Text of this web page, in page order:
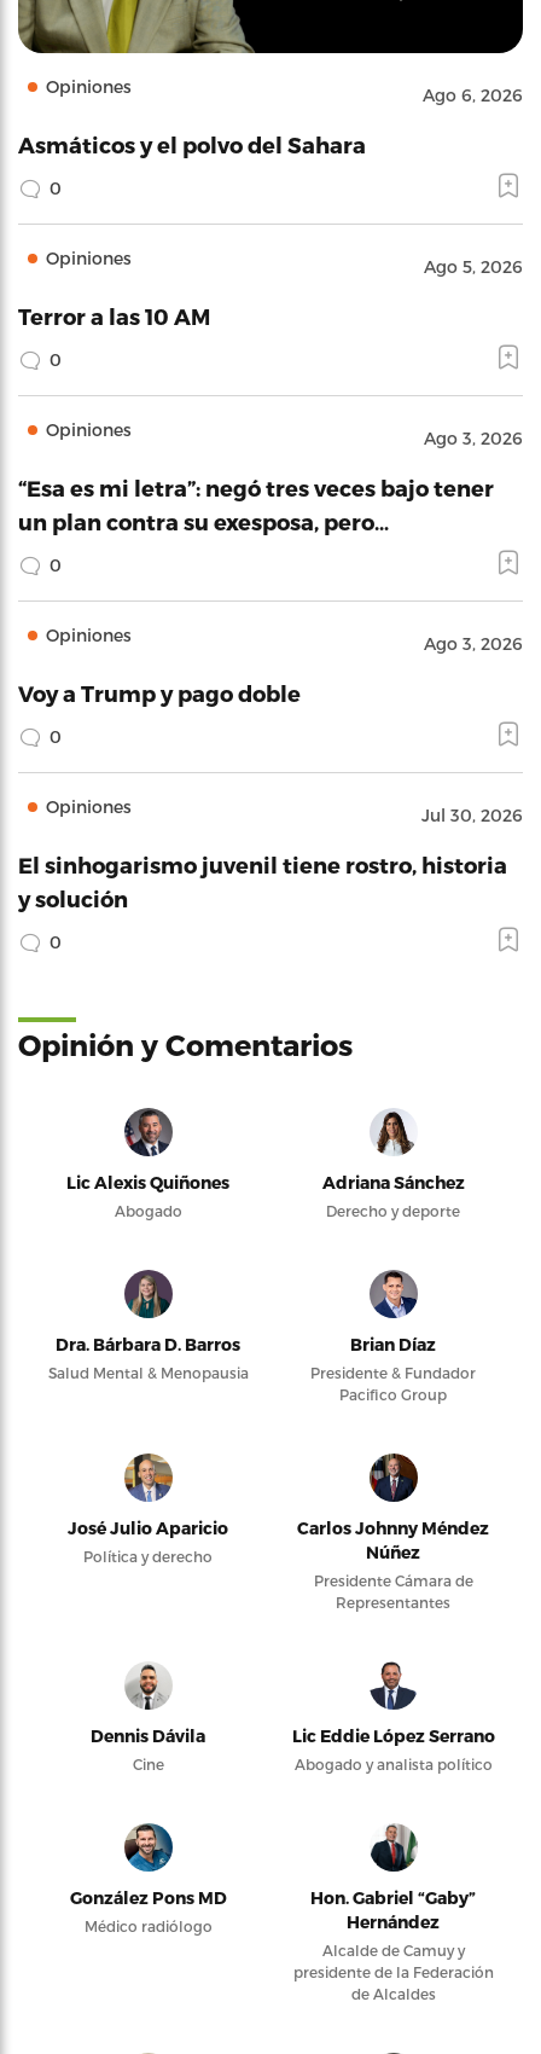
Opiniones Ago 6, 2026
Asmáticos y el polvo del Sahara
0
Opiniones Ago 5, 2026
Terror a las 10 AM
0
Opiniones Ago 3, 2026
“Esa es mi letra”: negó tres veces bajo tener
un plan contra su exesposa, pero…
0
Opiniones Ago 3, 2026
Voy a Trump y pago doble
0
Opiniones Jul 30, 2026
El sinhogarismo juvenil tiene rostro, historia
y solución
0
Opinión y Comentarios
Lic Alexis Quiñones
Abogado
Adriana Sánchez
Derecho y deporte
Dra. Bárbara D. Barros
Salud Mental & Menopausia
Brian Díaz
Presidente & Fundador
Pacifico Group
José Julio Aparicio
Política y derecho
Carlos Johnny Méndez
Núñez
Presidente Cámara de
Representantes
Dennis Dávila
Cine
Lic Eddie López Serrano
Abogado y analista político
González Pons MD
Médico radiólogo
Hon. Gabriel “Gaby”
Hernández
Alcalde de Camuy y
presidente de la Federación
de Alcaldes